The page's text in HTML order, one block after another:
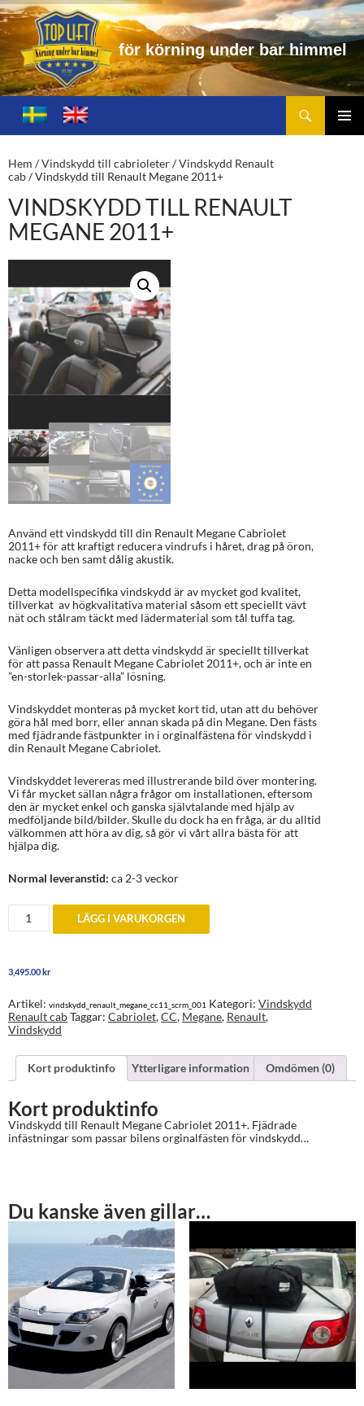
för körning under bar himme
Toplift.se – för körning under bar himmel
HOPPA
TILL
Hem /Vindskydd till cabrioleter/Vindskydd Renault
cab/ Vindskydd till Renault Megane 2011+
VINDSKYDD TILL RENAULT
MEGANE 2011+
Använd ett vindskydd till din Renault Megane Cabriolet
2011+ för att kraftigt reducera vindrufs i håret, drag på öron,
nacke och ben samt dålig akustik.
Detta modellspecifika vindskydd är av mycket god kvalitet,
tillverkat av högkvalitativa material såsom ett speciellt vävt
nät och stålram täckt med lädermaterial som tål tuffa tag.
Vänligen observera att detta vindskydd är speciellt tillverkat
för att passa Renault Megane Cabriolet 2011+, och är inte en
”en-storlek-passar-alla” lösning.
Vindskyddet monteras på mycket kort tid, utan att du behöver
göra hål med borr, eller annan skada på din Megane. Den fästs
med fjädrande fästpunkter in i orginalfästena för vindskydd i
din Renault Megane Cabriolet.
Vindskyddet levereras med illustrerande bild över montering.
Vi får mycket sällan några frågor om installationen, eftersom
den är mycket enkel och ganska självtalande med hjälp av
medföljande bild/bilder. Skulle du dock ha en fråga, är du alltid
välkommen att höra av dig, så gör vi vårt allra bästa för att
hjälpa dig.
Normal leveranstid: ca 2-3 veckor
Vindskydd
Renault
mängd
LÄGG I VARUKORGEN
3,495.00kr
Artikel: vindskydd_renault_megane_cc11_scrm_001 Kategori: Vindskydd
Renault cabTaggar: Cabriolet,CC, Megane, Renault,
Vindskydd
Kort produktinfo Ytterligare information Omdömen (0)
Kort produktinfo
Vindskydd till Renault Megane Cabriolet 2011+. Fjädrade
infästningar som passar bilens orginalfästen för vindskydd…
Du kanske även gillar…